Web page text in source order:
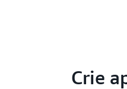
Crie